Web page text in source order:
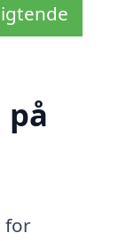
for